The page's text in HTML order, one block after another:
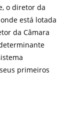
o diretor da
está lotada
da Câmara
primeiros